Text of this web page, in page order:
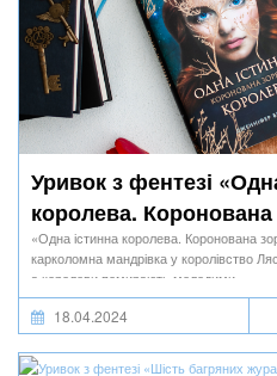
Уривок з фентезі
королева.
Дженніфер Бенкау
«Одна істинна королева. Коронована
карколомна мандрівка у королівство
а королеви помирають молодими…
18.04.2024